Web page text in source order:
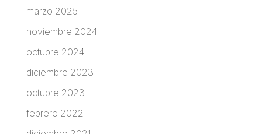
marzo 2025
noviembre 2024
octubre 2024
diciembre 2023
octubre 2023
febrero 2022